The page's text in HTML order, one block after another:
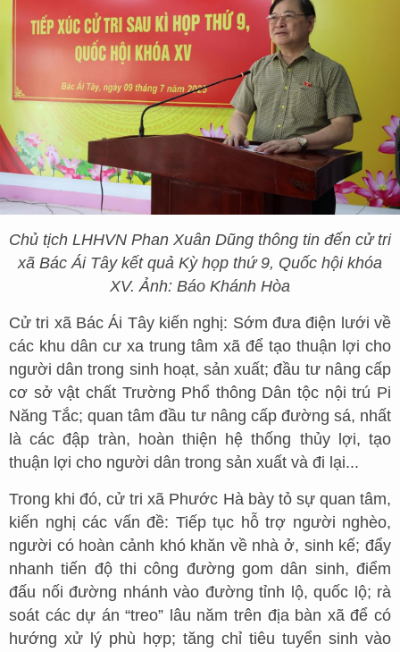
Chủ tịch LHHVN Phan Xuân Dũng thông tin đến cử tri
xã Bác Ái Tây kết quả Kỳ họp thứ 9, Quốc hội khóa
XV. Ảnh: Báo Khánh Hòa
Cử tri xã Bác Ái Tây kiến nghị: Sớm đưa điện lưới về
các khu dân cư xa trung tâm xã để tạo thuận lợi cho
người dân trong sinh hoạt, sản xuất; đầu tư nâng cấp
cơ sở vật chất Trường Phổ thông Dân tộc nội trú Pi
Năng Tắc; quan tâm đầu tư nâng cấp đường sá, nhất
là các đập tràn, hoàn thiện hệ thống thủy lợi, tạo
thuận lợi cho người dân trong sản xuất và đi lại...
Trong khi đó, cử tri xã Phước Hà bày tỏ sự quan tâm,
kiến nghị các vấn đề: Tiếp tục hỗ trợ người nghèo,
người có hoàn cảnh khó khăn về nhà ở, sinh kế; đẩy
nhanh tiến độ thi công đường gom dân sinh, điểm
đấu nối đường nhánh vào đường tỉnh lộ, quốc lộ; rà
soát các dự án “treo” lâu năm trên địa bàn xã để có
hướng xử lý phù hợp; tăng chỉ tiêu tuyển sinh vào